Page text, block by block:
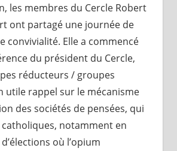
les membres du Cercle Robert
ont partagé une journée de
convivialité. Elle a commencé
du président du Cercle,
réducteurs / groupes
utile rappel sur le mécanisme
des sociétés de pensées, qui
notamment en
où l’opium